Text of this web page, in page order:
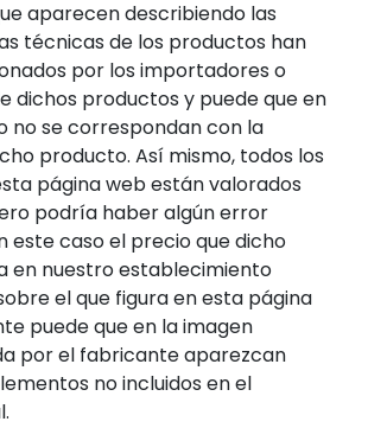
aparecen describiendo las
técnicas de los productos han
por los importadores o
dichos productos y puede que en
no se correspondan con la
producto. Así mismo, todos los
página web están valorados
podría haber algún error
este caso el precio que dicho
en nuestro establecimiento
el que figura en esta página
puede que en la imagen
por el fabricante aparezcan
no incluidos en el